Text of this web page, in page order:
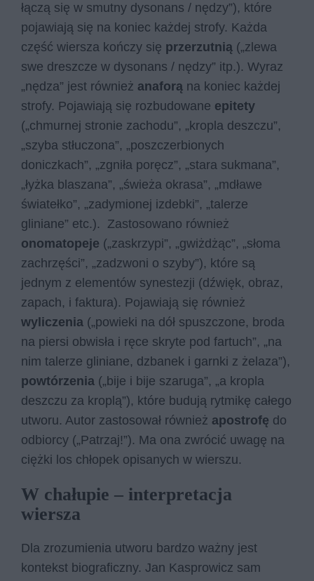
łączą się w smutny dysonans / nędzy”), które
pojawiają się na koniec każdej strofy. Każda
część wiersza kończy się przerzutnią („zlewa
swe dreszcze w dysonans / nędzy” itp.). Wyraz
„nędza” jest również anaforą na koniec każdej
strofy. Pojawiają się rozbudowane epitety
(„chmurnej stronie zachodu”, „kropla deszczu”,
„szyba stłuczona”, „poszczerbionych
doniczkach”, „zgniła poręcz”, „stara sukmana”,
„łyżka blaszana”, „świeża okrasa”, „mdławe
światełko”, „zadymionej izdebki”, „talerze
gliniane” etc.). Zastosowano również
onomatopeje („zaskrzypi”, „gwiżdżąc”, „słoma
zachrzęści”, „zadzwoni o szyby”), które są
jednym z elementów synestezji (dźwięk, obraz,
zapach, i faktura). Pojawiają się również
wyliczenia („powieki na dół spuszczone, broda
na piersi obwisła i ręce skryte pod fartuch”, „na
nim talerze gliniane, dzbanek i garnki z żelaza”),
powtórzenia („bije i bije szaruga”, „a kropla
deszczu za kroplą”), które budują rytmikę całego
utworu. Autor zastosował również apostrofę do
odbiorcy („Patrzaj!”). Ma ona zwrócić uwagę na
ciężki los chłopek opisanych w wierszu.
W chałupie – interpretacja
wiersza
Dla zrozumienia utworu bardzo ważny jest
kontekst biograficzny. Jan Kasprowicz sam